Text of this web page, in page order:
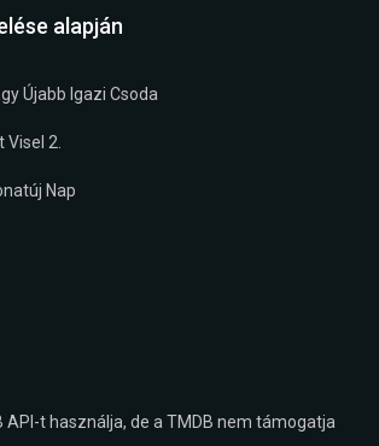
alapján
Újabb Igazi Csoda
2.
Nap
API-t használja, de a TMDB nem támogatja